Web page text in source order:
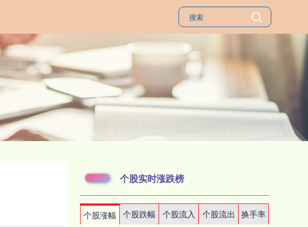
个股实时涨跌榜
个股涨幅 个股跌幅 个股流入 个股流出
换手率